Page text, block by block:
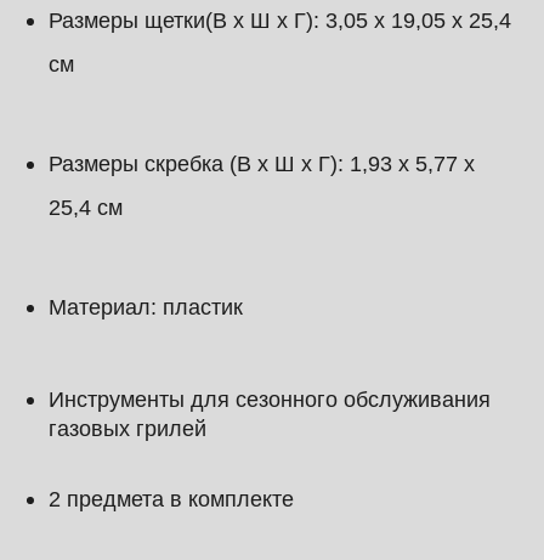
Размеры щетки(В х Ш х Г): 3,05 х 19,05 х 25,4
см
Размеры скребка (В х Ш х Г): 1,93 х 5,77 х
25,4 см
Материал: пластик
Инструменты для сезонного обслуживания
газовых грилей
2 предмета в комплекте